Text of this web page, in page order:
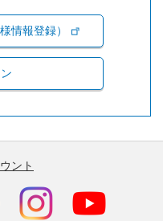
情報登録）
ント